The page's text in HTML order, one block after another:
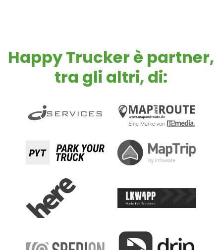
Happy Trucker è partner,
tra gli altri, di: